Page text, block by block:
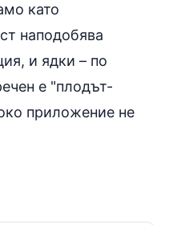
като
наподобява
и ядки – по
е "плодът-
приложение не